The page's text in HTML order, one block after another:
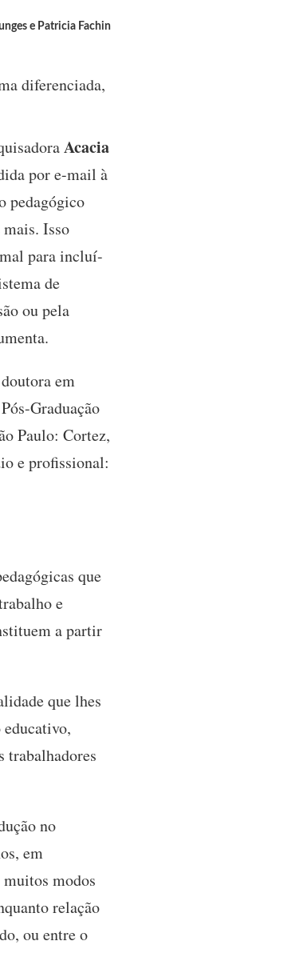
e Patricia Fachin
diferenciada,
Acacia
por e-mail à
pedagógico
mais. Isso
para incluí-
de
ou pela
em
Graduação
Paulo: Cortez,
e profissional:
que
e
a partir
que lhes
trabalhadores
no
em
modos
relação
ou entre o